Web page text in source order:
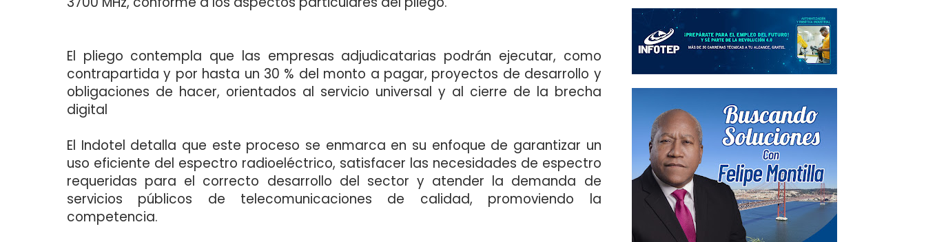
El pliego contempla que las empresas adjudicatarias podrán ejecutar, como
contrapartida y por hasta un 30 % del monto a pagar, proyectos de desarrollo y
obligaciones de hacer, orientados al servicio universal y al cierre de la brecha
digital
El Indotel detalla que este proceso se enmarca en su enfoque de garantizar un
uso eficiente del espectro radioeléctrico, satisfacer las necesidades de espectro
requeridas para el correcto desarrollo del sector y atender la demanda de
servicios públicos de telecomunicaciones de calidad, promoviendo la
competencia.